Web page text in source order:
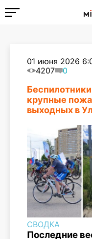
01 июня 2026
4207
0
крупные
выходных в
СВОДКА
Последние